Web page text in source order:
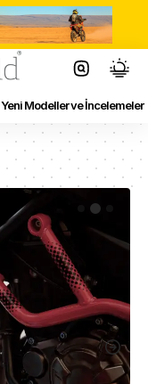
Yeni Modeller ve İncelemeler